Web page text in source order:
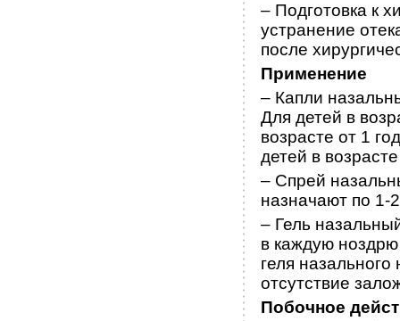
– Подготовка к
устранение
после
Применение
– Капли
Для детей в
возрасте от 1
детей в
– Спрей
назначают по 1-
– Гель
в каждую
геля
отсутствие
Побочное